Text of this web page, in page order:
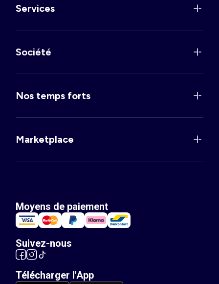
Services
Société
Nos temps forts
Marketplace
Moyens de paiement
Suivez-nous
Télécharger l'App